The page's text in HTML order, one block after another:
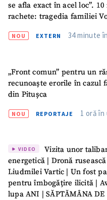
se afla exact în acel loc”.
rachete: tragedia familiei
NOU EXTERN 34 minute
„Front comun” pentru un
recunoaște erorile în cazul
din Pitușca
NOU REPORTAJE 1 oră în
VIDEO
Vizita unor
energetică | Dronă
Liudmilei Vartic | Un fost
pentru îmbogățire ilicită |
lupa ANI | SĂPTĂMÂNA DE